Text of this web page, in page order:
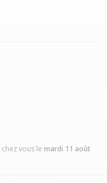
vous le mardi 11 août